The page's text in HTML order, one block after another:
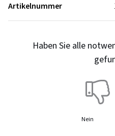
Artikelnummer
Haben Sie alle
Nein